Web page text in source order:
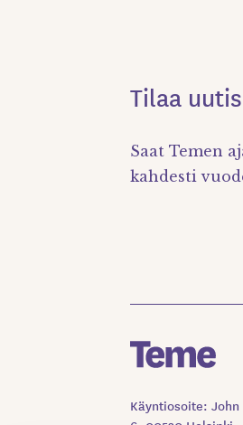
Tilaa
Saat Temen
kahdesti
Käyntiosoite: